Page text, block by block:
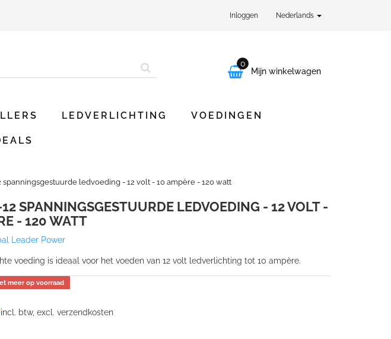
Inloggen Nederlands

0
Mijn winkelwagen
LEDVERLICHTING VOEDINGEN
spanningsgestuurde ledvoeding - 12 volt - 10 ampère - 120 watt
SPANNINGSGESTUURDE LEDVOEDING - 12 VOLT -
- 120 WATT
Leader Power
voeding is ideaal voor het voeden van 12 volt ledverlichting tot 10 ampère.
meer op voorraad
incl. btw, excl. verzendkosten